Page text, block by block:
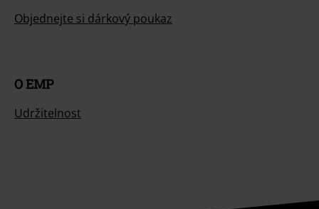
Objednejte si dárkový poukaz
O EMP
Udržitelnost